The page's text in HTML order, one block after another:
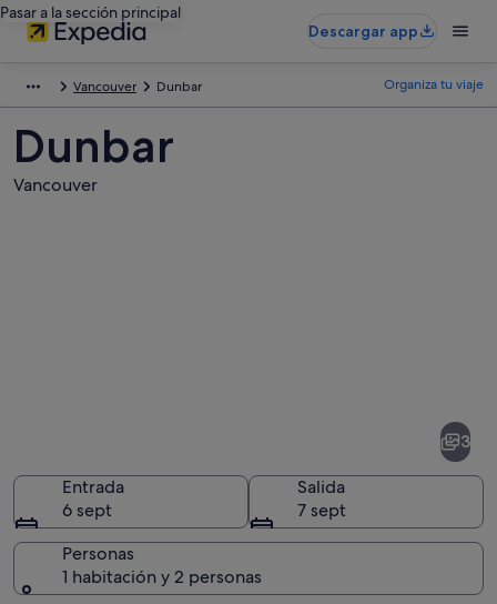
Pasar a la sección principal
Descargar app
Vancouver Dunbar Organiza tu viaje
Dunbar
Vancouver
3
Entrada
6 sept
Salida
7 sept
Personas
1 habitación y 2 personas